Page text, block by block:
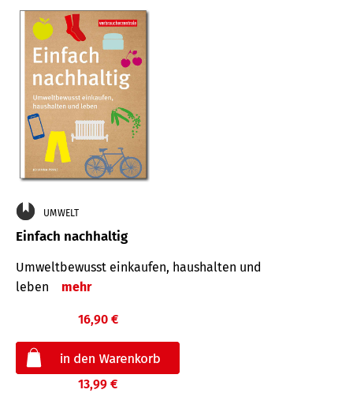
UMWELT
Einfach nachhaltig
Umweltbewusst einkaufen, haushalten und
leben
mehr
16,90 €
13,99 €